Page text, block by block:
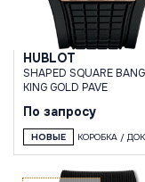
HUBLOT
SHAPED SQUARE
KING GOLD PAVE
По запросу
НОВЫЕ КОРОБКА /